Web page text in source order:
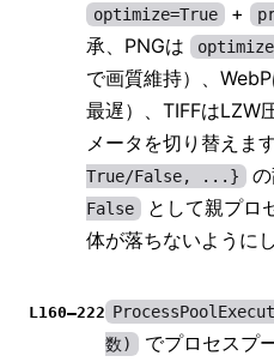
optimize=True +
承、PNGは
で画質維持）、
最遅）、TIFFはLZW
メータを切り替えま
True/False, ...}
False
として親プロ
体が落ちないように
L160–222
数)
でプロセスプ